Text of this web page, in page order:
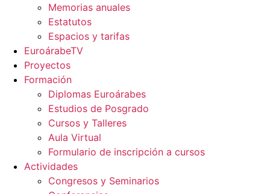
Memorias anuales
Estatutos
Espacios y tarifas
EuroárabeTV
Proyectos
Formación
Diplomas Euroárabes
Estudios de Posgrado
Cursos y Talleres
Aula Virtual
Formulario de inscripción a cursos
Actividades
Congresos y Seminarios